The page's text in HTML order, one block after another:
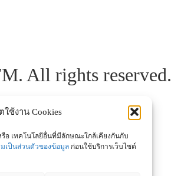
ช้งาน Cookies
รือ เทคโนโลยีอื่นที่มีลักษณะใกล้เคียงกันกับ
เป็นส่วนตัวของข้อมูล ก่อนใช้บริการเว็บไซต์
All rights reserved.